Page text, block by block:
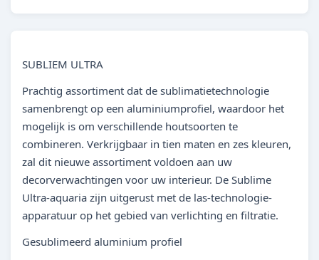
SUBLIEM ULTRA
Prachtig assortiment dat de sublimatietechnologie
samenbrengt op een aluminiumprofiel, waardoor het
mogelijk is om verschillende houtsoorten te
combineren. Verkrijgbaar in tien maten en zes kleuren,
zal dit nieuwe assortiment voldoen aan uw
decorverwachtingen voor uw interieur. De Sublime
Ultra-aquaria zijn uitgerust met de las-technologie-
apparatuur op het gebied van verlichting en filtratie.
Gesublimeerd aluminium profiel